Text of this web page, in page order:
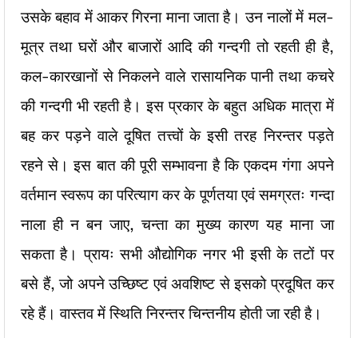
उसके बहाव में आकर गिरना माना जाता है। उन नालों में मल-
मूत्र तथा घरों और बाजारों आदि की गन्दगी तो रहती ही है,
कल-कारखानों से निकलने वाले रासायनिक पानी तथा कचरे
की गन्दगी भी रहती है। इस प्रकार के बहुत अधिक मात्रा में
बह कर पड़ने वाले दूषित तत्त्वों के इसी तरह निरन्तर पड़ते
रहने से। इस बात की पूरी सम्भावना है कि एकदम गंगा अपने
वर्तमान स्वरूप का परित्याग कर के पूर्णतया एवं समग्रतः गन्दा
नाला ही न बन जाए, चन्ता का मुख्य कारण यह माना जा
सकता है। प्रायः सभी औद्योगिक नगर भी इसी के तटों पर
बसे हैं, जो अपने उच्छिष्ट एवं अवशिष्ट से इसको प्रदूषित कर
रहे हैं। वास्तव में स्थिति निरन्तर चिन्तनीय होती जा रही है।